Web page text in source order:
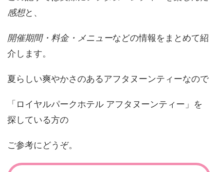
感想と、
開催期間・料金・メニューなどの情報をまとめて紹
介します。
夏らしい爽やかさのあるアフタヌーンティーなので
「ロイヤルパークホテル アフタヌーンティー」を
探している方の
ご参考にどうぞ。